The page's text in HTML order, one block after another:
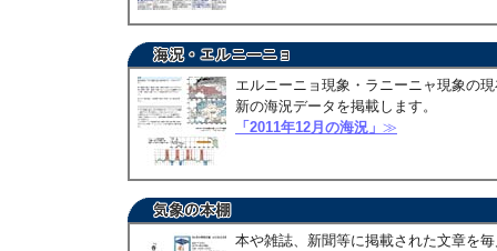
エルニーニョ現象・ラニーニャ現象の
新の海況データを掲載します。
「2011年12月の海況」 ≫
本や雑誌、新聞等に掲載された文章を